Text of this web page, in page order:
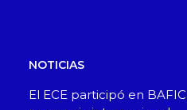
NOTICIAS
El ECE participó en